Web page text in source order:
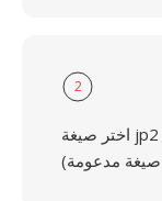
2
اختر صيغة jp2 أو أية صيغة أخرى أنت بحاجةٍ إليها